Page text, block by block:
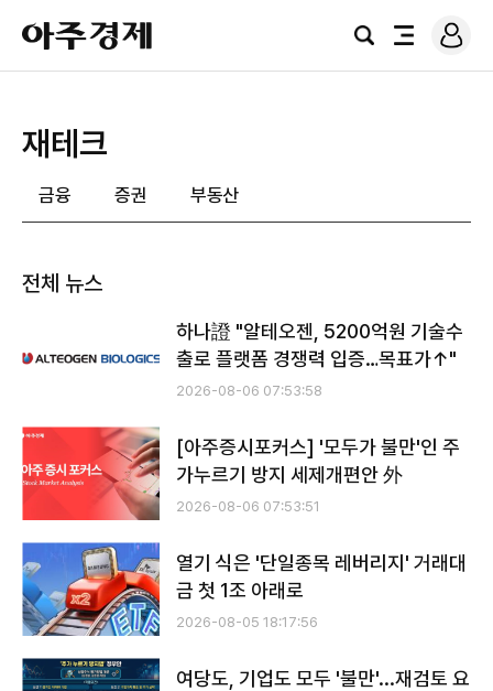
아
주
경
검
전
로
그
재테크
금융 증권 부동산
전체 뉴스
하나證 "알테오젠, 5200억원 기술수
출로 플랫폼 경쟁력 입증…목표가↑"
2026-08-06 07:53:58
[아주증시포커스] '모두가 불만'인 주
가누르기 방지 세제개편안 外
2026-08-06 07:53:51
열기 식은 '단일종목 레버리지' 거래대
금 첫 1조 아래로
2026-08-05 18:17:56
여당도, 기업도 모두 '불만'...재검토 요